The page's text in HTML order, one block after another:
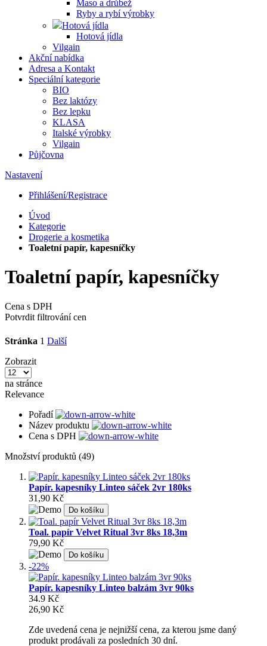
Maso a drůbež
Ryby a rybí výrobky
Hotová jídla
Hotová jídla
Vilgain
Akční nabídka
Adresa a Kontakt
Speciální kategorie
BIO
Bez laktózy
Bez lepku
KLASA
Italské výrobky
Vilgain
Půjčovna
Nastavení
Přihlášení/Registrace
Úvod
Kategorie
Drogerie a kosmetika
Toaletní papír, kapesníčky
Toaletní papír, kapesníčky
Cena s DPH
Potvrdit filtrování cen
Stránka 1 Další
Zobrazit
na stránce
Relevance
Pořadí
Název produktu
Cena s DPH
Množství produktů (49)
Papír. kapesníky Linteo sáček 2vr 180ks
31,90 Kč
Do košíku
Toal. papír Velvet Ritual 3vr 8ks 18,3m
79,90 Kč
Do košíku
-22%
Papír. kapesníky Linteo balzám 3vr 90ks
34.9 Kč
26,90 Kč
Zde uvedená cena je nejnižší cena, za kterou jsme daný
produkt prodávali za posledních 30 dní.